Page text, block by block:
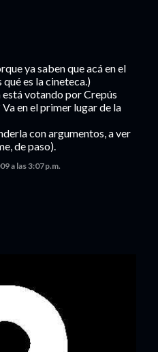
ya saben que acá en el
es la cineteca.)
está votando por Crepús
en el primer lugar de la
con argumentos, a ver
de paso).
a las 3:07 p.m.